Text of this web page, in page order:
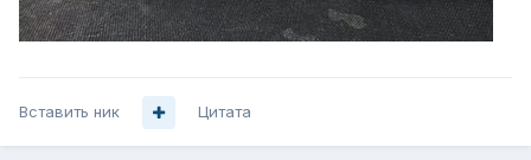
Вставить ник Цитата